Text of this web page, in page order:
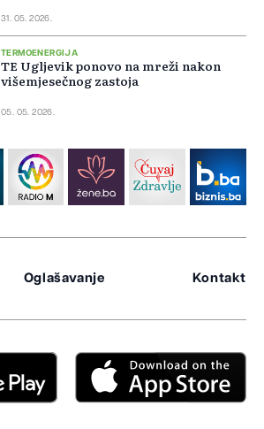
31. 05. 2026.
TERMOENERGIJA
TE Ugljevik ponovo na mreži nakon
višemjesečnog zastoja
05. 05. 2026.
Oglašavanje Kontakt